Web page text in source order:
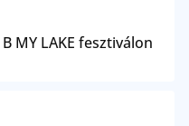
MY LAKE fesztiválon